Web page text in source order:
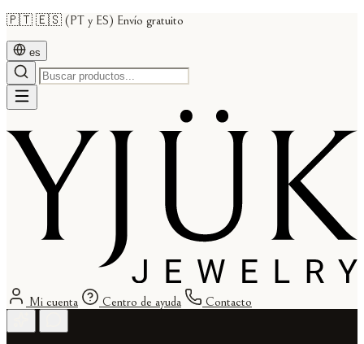
🇵🇹 🇪🇸 (PT y ES) Envío gratuito
es
Mi cuenta Centro de ayuda Contacto